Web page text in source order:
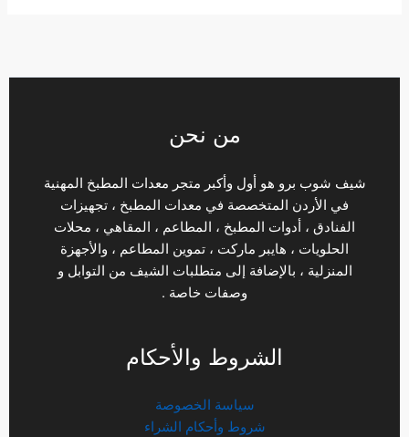
من نحن
شيف شوب برو هو أول وأكبر متجر معدات المطبخ المهنية
في الأردن المتخصصة في معدات المطبخ ، تجهيزات
الفنادق ، أدوات المطبخ ، المطاعم ، المقاهي ، محلات
الحلويات ، هايبر ماركت ، تموين المطاعم ، والأجهزة
المنزلية ، بالإضافة إلى متطلبات الشيف من التوابل و
وصفات خاصة .
الشروط والأحكام
سياسة الخصوصة
شروط وأحكام الشراء